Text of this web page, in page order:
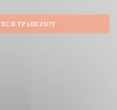
ΤΡΑΠΕΖΙΟΎ